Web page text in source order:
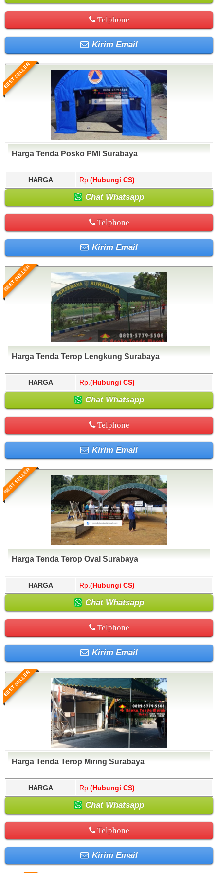
Telphone
Kirim Email
BEST SELLER
Harga Tenda Posko PMI Surabaya
HARGA Rp. (Hubungi CS)
Chat Whatsapp
Telphone
Kirim Email
BEST SELLER
Harga Tenda Terop Lengkung Surabaya
HARGA Rp. (Hubungi CS)
Chat Whatsapp
Telphone
Kirim Email
BEST SELLER
Harga Tenda Terop Oval Surabaya
HARGA Rp. (Hubungi CS)
Chat Whatsapp
Telphone
Kirim Email
BEST SELLER
Harga Tenda Terop Miring Surabaya
HARGA Rp. (Hubungi CS)
Chat Whatsapp
Telphone
Kirim Email